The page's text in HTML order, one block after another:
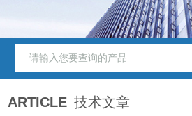
ARTICLE 技术文章